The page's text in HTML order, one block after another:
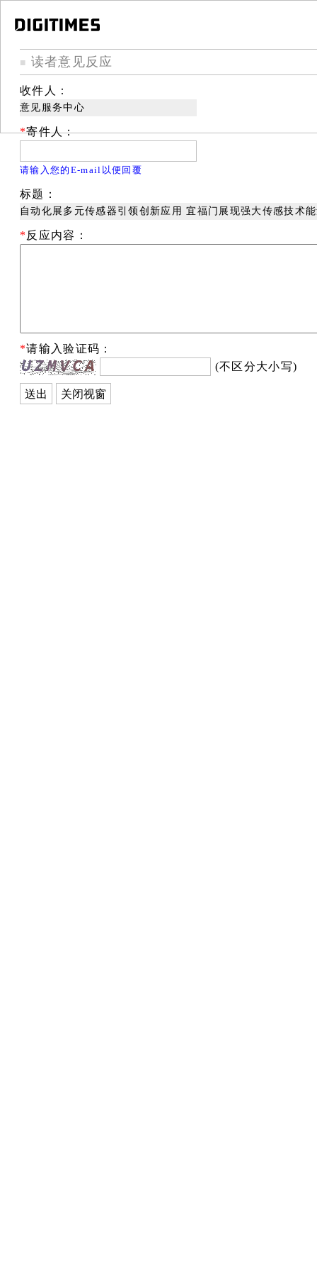
■ 读者意见反应
收件人：
意见服务中心
*寄件人：
请输入您的E-mail以便回覆
标题：
自动化展多元传感器引领创新应用 宜福门展现强大传感技术
* 反应内容：
*请输入验证码：
(不区分大小写)